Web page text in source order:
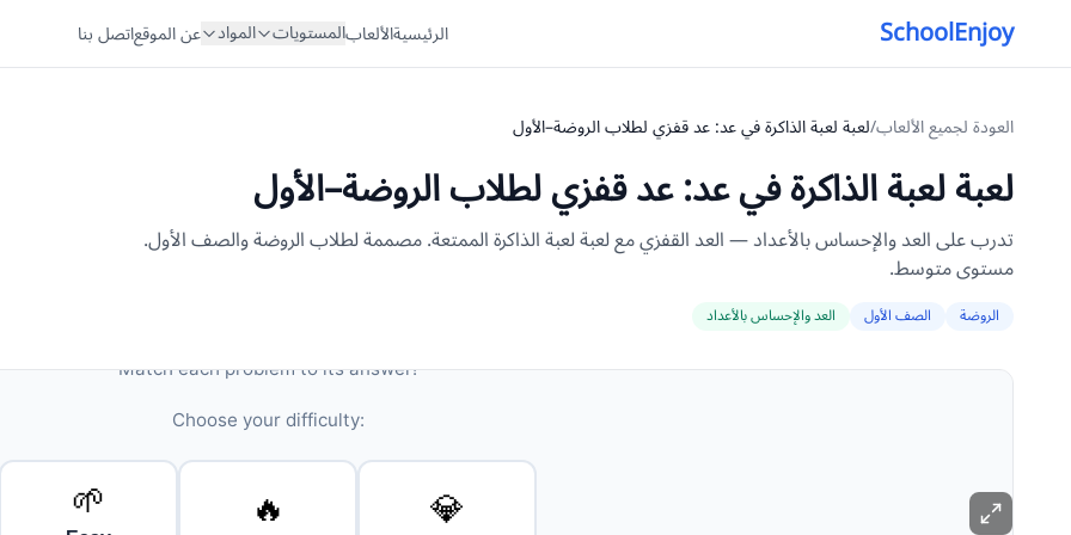
SchoolEnjoy الرئيسيةالألعابالمستويات المواد عن الموقعاتصل بنا
العودة لجميع الألعاب/لعبة لعبة الذاكرة في عد: عد قفزي لطلاب الروضة–الأول
لعبة لعبة الذاكرة في عد: عد قفزي لطلاب الروضة–الأول
تدرب على العد والإحساس بالأعداد — العد القفزي مع لعبة لعبة الذاكرة الممتعة. مصممة لطلاب الروضة والصف الأول.
مستوى متوسط.
الروضة الصف الأول العد والإحساس بالأعداد